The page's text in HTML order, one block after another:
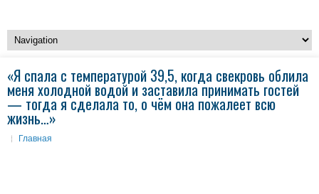
«Я спала с температурой 39,5, когда свекровь облила
меня холодной водой и заставила принимать гостей
— тогда я сделала то, о чём она пожалеет всю
жизнь…»
Главная